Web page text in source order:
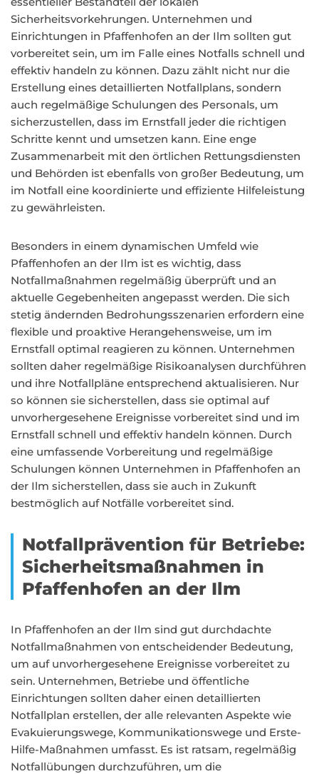
Sicherheitsvorkehrungen. Unternehmen und
Einrichtungen in Pfaffenhofen an der Ilm sollten gut
vorbereitet sein, um im Falle eines Notfalls schnell und
effektiv handeln zu können. Dazu zählt nicht nur die
Erstellung eines detaillierten Notfallplans, sondern
auch regelmäßige Schulungen des Personals, um
sicherzustellen, dass im Ernstfall jeder die richtigen
Schritte kennt und umsetzen kann. Eine enge
Zusammenarbeit mit den örtlichen Rettungsdiensten
und Behörden ist ebenfalls von großer Bedeutung, um
im Notfall eine koordinierte und effiziente Hilfeleistung
zu gewährleisten.
Besonders in einem dynamischen Umfeld wie
Pfaffenhofen an der Ilm ist es wichtig, dass
Notfallmaßnahmen regelmäßig überprüft und an
aktuelle Gegebenheiten angepasst werden. Die sich
stetig ändernden Bedrohungsszenarien erfordern eine
flexible und proaktive Herangehensweise, um im
Ernstfall optimal reagieren zu können. Unternehmen
sollten daher regelmäßige Risikoanalysen durchführen
und ihre Notfallpläne entsprechend aktualisieren. Nur
so können sie sicherstellen, dass sie optimal auf
unvorhergesehene Ereignisse vorbereitet sind und im
Ernstfall schnell und effektiv handeln können. Durch
eine umfassende Vorbereitung und regelmäßige
Schulungen können Unternehmen in Pfaffenhofen an
der Ilm sicherstellen, dass sie auch in Zukunft
bestmöglich auf Notfälle vorbereitet sind.
Notfallprävention für Betriebe:
Sicherheitsmaßnahmen in
Pfaffenhofen an der Ilm
In Pfaffenhofen an der Ilm sind gut durchdachte
Notfallmaßnahmen von entscheidender Bedeutung,
um auf unvorhergesehene Ereignisse vorbereitet zu
sein. Unternehmen, Betriebe und öffentliche
Einrichtungen sollten daher einen detaillierten
Notfallplan erstellen, der alle relevanten Aspekte wie
Evakuierungswege, Kommunikationswege und Erste-
Hilfe-Maßnahmen umfasst. Es ist ratsam, regelmäßig
Notfallübungen durchzuführen, um die